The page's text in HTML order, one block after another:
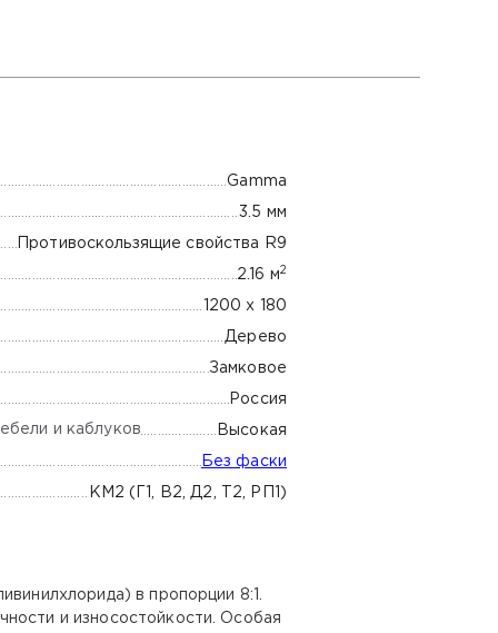
Gamma
3.5 мм
Противоскользящие свойства R9
2.16 м2
1200 х 180
Дерево
Замковое
Россия
и каблуков Высокая
Без фаски
КМ2 (Г1, В2, Д2, Т2, РП1)
в пропорции 8:1.
и износостойкости. Особая